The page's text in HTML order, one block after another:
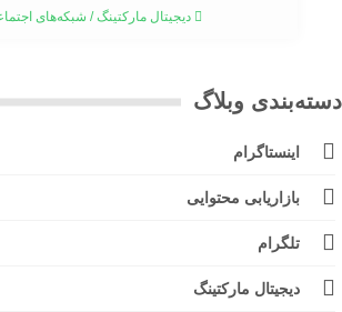
دیجیتال مارکتینگ/شبکه‌های اجتماعی
وبلاگ
اینستاگرام
بازاریابی محتوایی
تلگرام
دیجیتال مارکتینگ